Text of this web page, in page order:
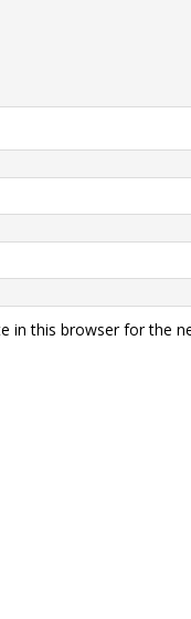
in this browser for the